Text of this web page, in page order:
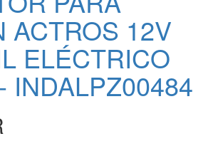
ACTROS 12V
ELÉCTRICO
INDALPZ00484